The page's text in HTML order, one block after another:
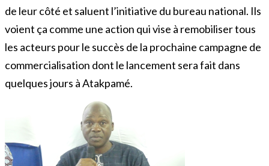
de leur côté et saluent l’initiative du bureau national. Ils
voient ça comme une action qui vise à remobiliser tous
les acteurs pour le succès de la prochaine campagne de
commercialisation dont le lancement sera fait dans
quelques jours à Atakpamé.